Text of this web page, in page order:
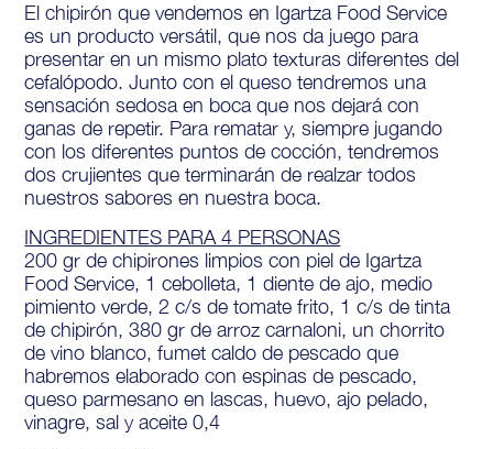
El chipirón que vendemos en Igartza Food Service
es un producto versátil, que nos da juego para
presentar en un mismo plato texturas diferentes del
cefalópodo. Junto con el queso tendremos una
sensación sedosa en boca que nos dejará con
ganas de repetir. Para rematar y, siempre jugando
con los diferentes puntos de cocción, tendremos
dos crujientes que terminarán de realzar todos
nuestros sabores en nuestra boca.
INGREDIENTES PARA 4 PERSONAS
200 gr de chipirones limpios con piel de Igartza
Food Service, 1 cebolleta, 1 diente de ajo, medio
pimiento verde, 2 c/s de tomate frito, 1 c/s de tinta
de chipirón, 380 gr de arroz carnaloni, un chorrito
de vino blanco, fumet caldo de pescado que
habremos elaborado con espinas de pescado,
queso parmesano en lascas, huevo, ajo pelado,
vinagre, sal y aceite 0,4